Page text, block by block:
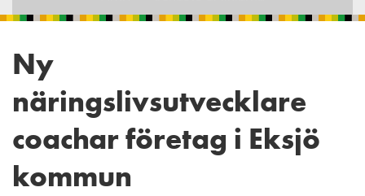
Ny
näringslivsutvecklare
coachar företag i Eksjö
kommun